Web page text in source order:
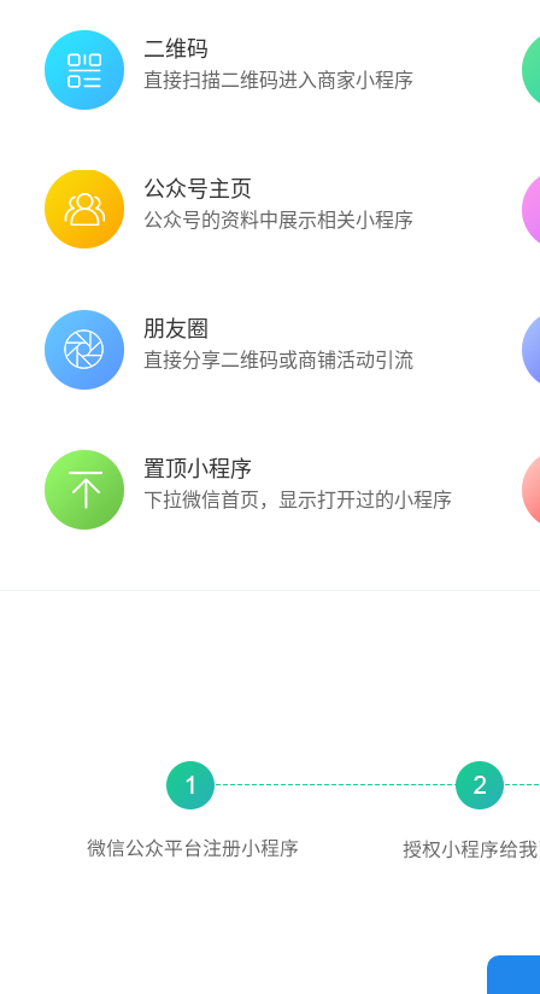
二维码
直接扫描二维码进入商家小程序
公众号主页
公众号的资料中展示相关小程序
朋友圈
直接分享二维码或商铺活动引流
置顶小程序
下拉微信首页，显示打开过的小程序